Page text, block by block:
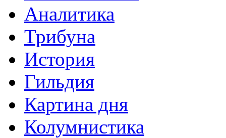
Аналитика
Трибуна
История
Гильдия
Картина дня
Колумнистика